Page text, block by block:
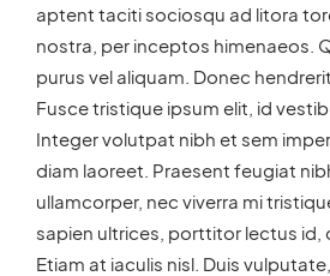
aptent taciti sociosqu ad litora
nostra, per inceptos himenaeos.
purus vel aliquam. Donec
Fusce tristique ipsum elit, id
Integer volutpat nibh et sem
diam laoreet. Praesent feugiat
ullamcorper, nec viverra mi
sapien ultrices, porttitor lectus id,
Etiam at iaculis nisl. Duis